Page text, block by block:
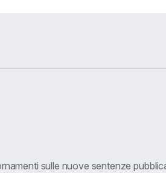
sulle nuove sentenze